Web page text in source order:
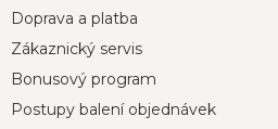
Doprava a platba
Zákaznický servis
Bonusový program
Postupy balení objednávek